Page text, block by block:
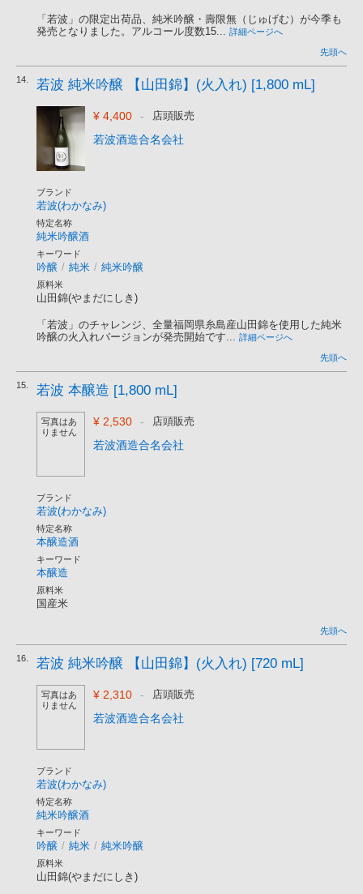
「若波」の限定出荷品、純米吟醸・壽限無（じゅげむ）が今季も
発売となりました。アルコール度数15... 詳細ページへ
先頭へ
14. 若波 純米吟醸 【山田錦】(火入れ) [1,800 mL]
¥ 4,400 - 店頭販売
若波酒造合名会社
ブランド
若波(わかなみ)
特定名称
純米吟醸酒
キーワード
吟醸 / 純米 / 純米吟醸
原料米
山田錦(やまだにしき)
「若波」のチャレンジ、全量福岡県糸島産山田錦を使用した純米
吟醸の火入れバージョンが発売開始です... 詳細ページへ
先頭へ
15. 若波 本醸造 [1,800 mL]
写真はあ
りません
¥ 2,530 - 店頭販売
若波酒造合名会社
ブランド
若波(わかなみ)
特定名称
本醸造酒
キーワード
本醸造
原料米
国産米
先頭へ
16. 若波 純米吟醸 【山田錦】(火入れ) [720 mL]
写真はあ
りません
¥ 2,310 - 店頭販売
若波酒造合名会社
ブランド
若波(わかなみ)
特定名称
純米吟醸酒
キーワード
吟醸 / 純米 / 純米吟醸
原料米
山田錦(やまだにしき)